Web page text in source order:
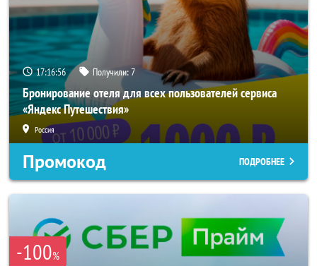
17:16:55 Получили:7
Бронирование отеля для всех пользователей сервиса
«Яндекс Путешествия»
Россия
Промокод ПОДРОБНЕЕ
-100%